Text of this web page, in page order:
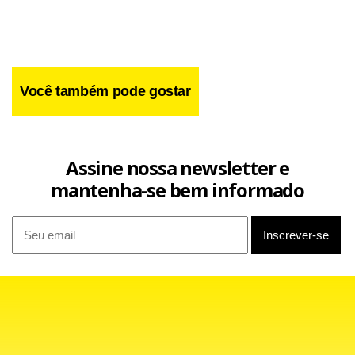
Você também pode gostar
Assine nossa newsletter e
mantenha-se bem informado